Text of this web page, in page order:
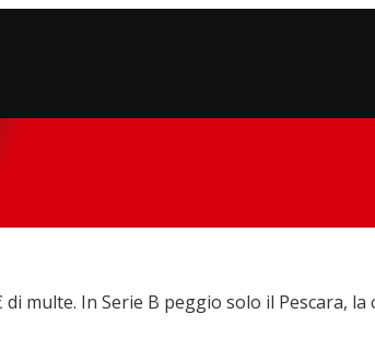
multe. In Serie B peggio solo il Pescara, la